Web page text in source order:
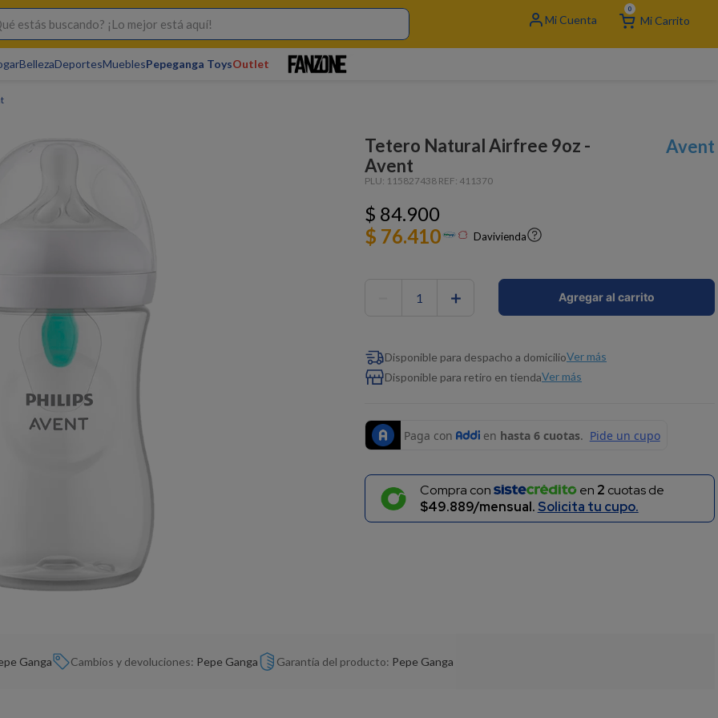
buscando? ¡Lo mejor está aquí! 0
BellezaDeportesMueblesPepeganga ToysOutlet
Tetero Natural Airfree 9oz -
Avent
PLU: 115827438 REF: 411370
Avent
$ 84.900
$ 76.410
Davivienda
＋ Agregar al carrito
Disponible para despacho a domicilioVer más
Disponible para retiro en tiendaVer más
Compra con en 2 cuotas de
$49.889/mensual. Solicita tu cupo.
Ganga Cambios y devoluciones: Pepe Ganga Garantía del producto: Pepe Ganga